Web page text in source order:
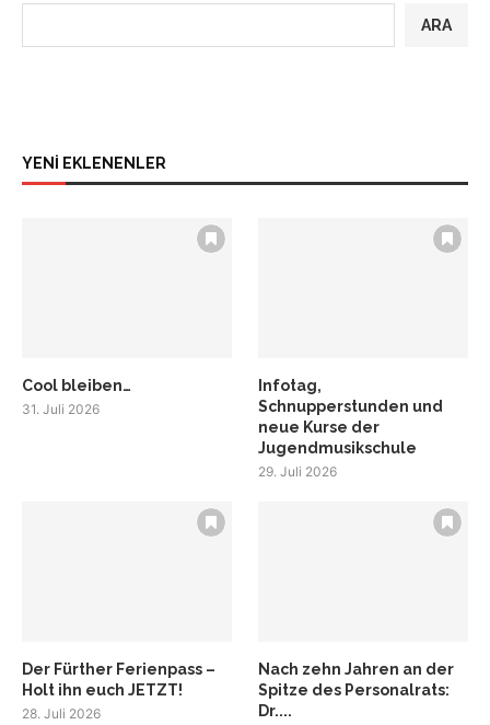
ARA
YENİ EKLENENLER
Cool bleiben…
31. Juli 2026
Infotag,
Schnupperstunden und
neue Kurse der
Jugendmusikschule
29. Juli 2026
Der Fürther Ferienpass –
Holt ihn euch JETZT!
28. Juli 2026
Nach zehn Jahren an der
Spitze des Personalrats:
Dr....